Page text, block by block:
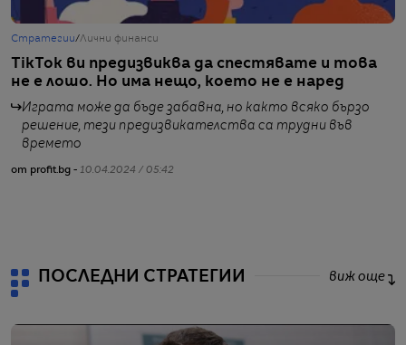
Стратегии/Лични финанси
TikTok ви предизвиква да спестявате и това
не е лошо. Но има нещо, което не е наред
Играта може да бъде забавна, но както всяко бързо
решение, тези предизвикателства са трудни във
времето
от profit.bg - 10.04.2024 / 05:42
ПОСЛЕДНИ СТРАТЕГИИ виж още